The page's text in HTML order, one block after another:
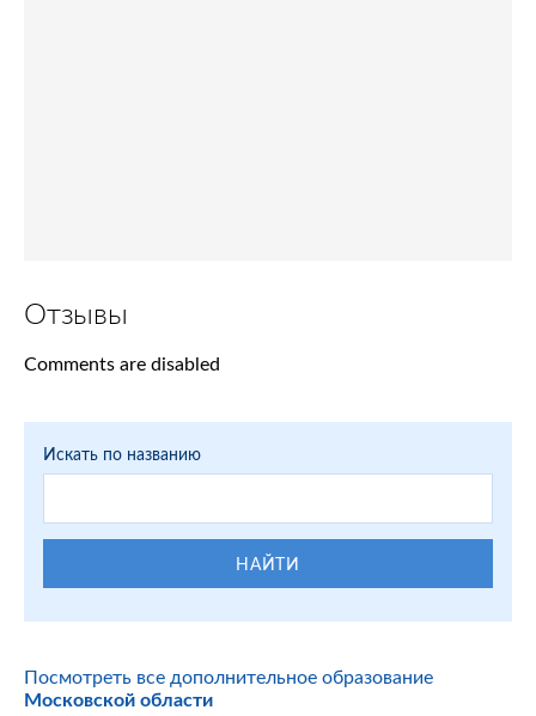
Отзывы
Comments are disabled
Искать по названию
НАЙТИ
Посмотреть все дополнительное образование
Московской области